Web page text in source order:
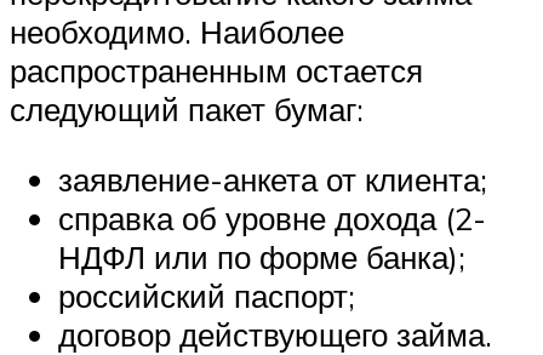
необходимо. Наиболее
распространенным остается
следующий пакет бумаг:
заявление-анкета от клиента;
справка об уровне дохода (2-
НДФЛ или по форме банка);
российский паспорт;
договор действующего займа.